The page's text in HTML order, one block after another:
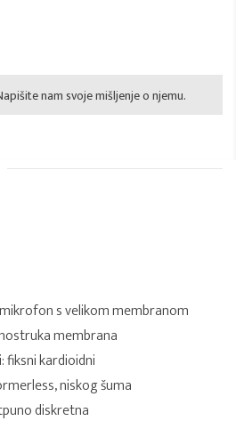
nam svoje mišljenje o njemu.
s velikom membranom
membrana
fiksni kardioidni
niskog šuma
diskretna